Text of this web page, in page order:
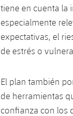
tiene en cuenta la
especialmente
expectativas, el
de estrés o
El plan también
de herramientas
confianza con los